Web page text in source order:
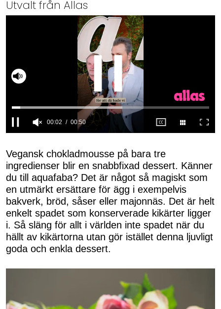
Utvalt från Allas
of
50
seconds
00:03 00:50
Vegansk chokladmousse på bara tre
ingredienser blir en snabbfixad dessert. Känner
du till aquafaba? Det är något så magiskt som
en utmärkt ersättare för ägg i exempelvis
bakverk, bröd, såser eller majonnäs. Det är helt
enkelt spadet som konserverade kikärter ligger
i. Så släng för allt i världen inte spadet när du
hällt av kikärtorna utan gör istället denna ljuvligt
goda och enkla dessert.